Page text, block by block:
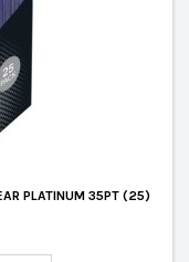
PLATINUM 35PT (25)